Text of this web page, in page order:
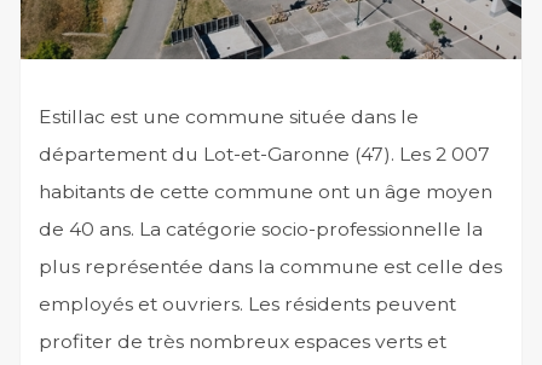
Estillac est une commune située dans le
département du Lot-et-Garonne (47). Les 2 007
habitants de cette commune ont un âge moyen
de 40 ans. La catégorie socio-professionnelle la
plus représentée dans la commune est celle des
employés et ouvriers. Les résidents peuvent
profiter de très nombreux espaces verts et